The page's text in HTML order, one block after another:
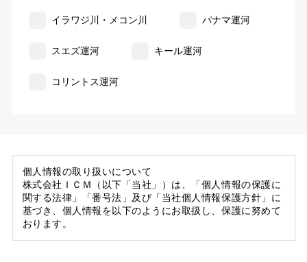
イラワジ川・メコン川 パナマ運河
スエズ運河 キール運河
コリントス運河
個人情報の取り扱いについて
株式会社ＩＣＭ（以下「当社」）は、「個人情報の保護に
関する法律」「番号法」及び「当社個人情報保護方針」に
基づき、個人情報を以下のようにお取扱し、保護に努めて
おります。